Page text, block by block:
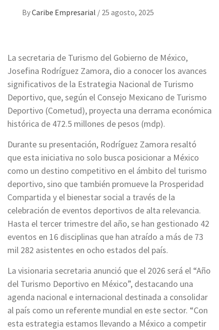
ByCaribe Empresarial / 25 agosto, 2025
La secretaria de Turismo del Gobierno de México,
Josefina Rodríguez Zamora, dio a conocer los avances
significativos de la Estrategia Nacional de Turismo
Deportivo, que, según el Consejo Mexicano de Turismo
Deportivo (Cometud), proyecta una derrama económica
histórica de 472.5 millones de pesos (mdp).
Durante su presentación, Rodríguez Zamora resaltó
que esta iniciativa no solo busca posicionar a México
como un destino competitivo en el ámbito del turismo
deportivo, sino que también promueve la Prosperidad
Compartida y el bienestar social a través de la
celebración de eventos deportivos de alta relevancia.
Hasta el tercer trimestre del año, se han gestionado 42
eventos en 16 disciplinas que han atraído a más de 73
mil 282 asistentes en ocho estados del país.
La visionaria secretaria anunció que el 2026 será el “Año
del Turismo Deportivo en México”, destacando una
agenda nacional e internacional destinada a consolidar
al país como un referente mundial en este sector. “Con
esta estrategia estamos llevando a México a competir